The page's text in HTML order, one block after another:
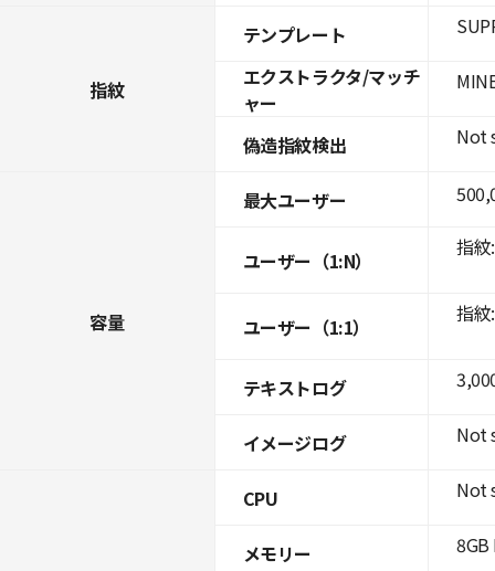
指紋
テンプレート
エクストラクタ/マッチ
ャー
偽造指紋検出
容量
最大ユーザー
ユーザー（1:N）
ユーザー（1:1）
テキストログ
イメージログ
CPU
メモリー
Not
指紋
指紋
Not
Not
8GB